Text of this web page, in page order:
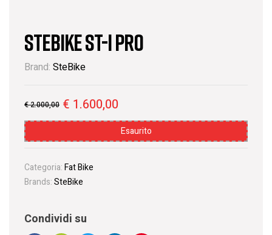
STEBIKE ST-I PRO
Brand: SteBike
€2.000,00 € 1.600,00
Esaurito
Categoria:Fat Bike
Brands:SteBike
Condividi su